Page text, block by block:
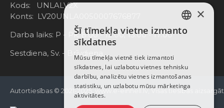
Kods: UNLALV2X
Konts: LV20UNLA0050007676877
Darba laiks: P - Pk. 8:00 - 12:00; 13:00 - 17:00
Sestdiena, Sv. - Brīvdiena
Autortiesības © 2021-2025, www.e-einhell.lv, Visas tiesības
LATVIAN
ENGLISH
×
Šī tīmekļa vietne izmanto
sīkdatnes
Mūsu tīmekļa vietnē tiek izmantoti
sīkdatnes, lai uzlabotu vietnes tehnisku
darbību, analizētu vietnes izmantošanas
statistiku, un uzlabotu mūsu mārketinga
aktivitātes.